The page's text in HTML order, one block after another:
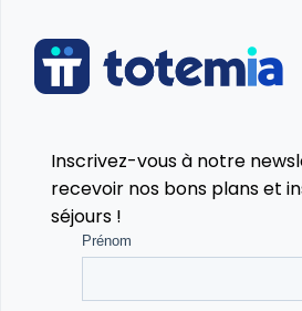
Inscrivez-vous à notre
recevoir nos bons plans et
séjours !